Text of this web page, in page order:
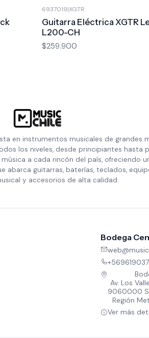
6937019|XGTR
Guitarra Eléctrica XGTR
L200-CH
$259.900
en instrumentos musicales de grandes
los niveles, desde principiantes hasta
a cada rincón del país, ofreciendo
abarca guitarras, baterías, teclados,
y accesorios de alta calidad.
Bodega
Av. Los
9060000
Región
Ver más